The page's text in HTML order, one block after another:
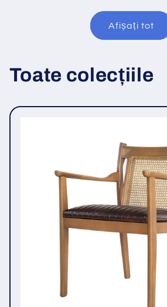
Afișați tot
Toate colecțiile